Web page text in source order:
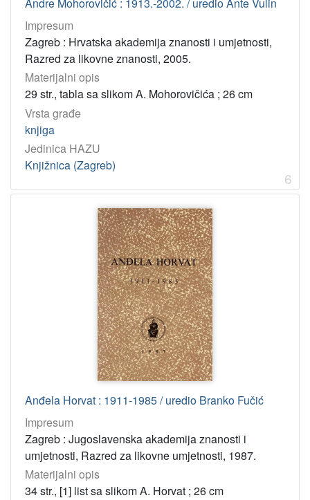
Andre Mohorovičić : 1913.-2002. / uredio Ante Vulin
Impresum
Zagreb : Hrvatska akademija znanosti i umjetnosti,
Razred za likovne znanosti, 2005.
Materijalni opis
29 str., tabla sa slikom A. Mohorovičića ; 26 cm
Vrsta građe
knjiga
Jedinica HAZU
Knjižnica (Zagreb)
6
Anđela Horvat : 1911-1985 / uredio Branko Fučić
Impresum
Zagreb : Jugoslavenska akademija znanosti i
umjetnosti, Razred za likovne umjetnosti, 1987.
Materijalni opis
34 str., [1] list sa slikom A. Horvat ; 26 cm